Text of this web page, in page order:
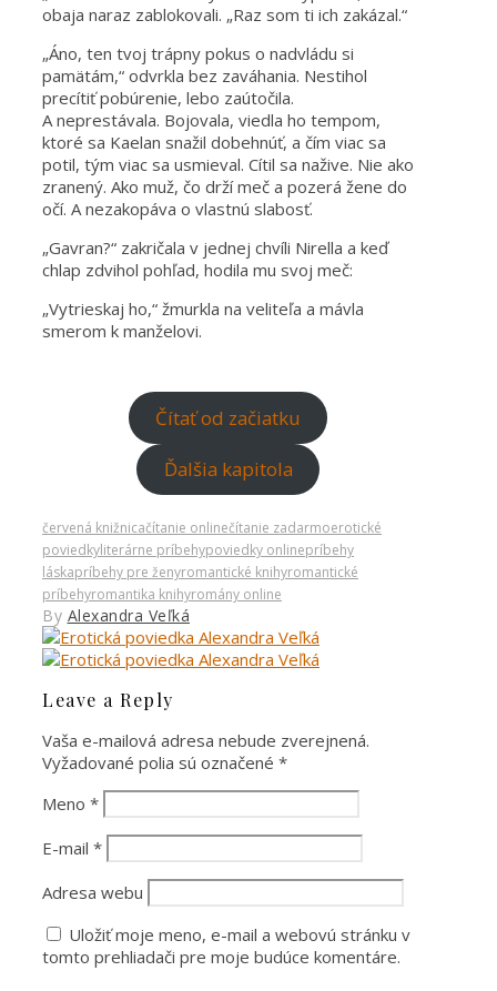
obaja naraz zablokovali. „Raz som ti ich zakázal.“
„Áno, ten tvoj trápny pokus o nadvládu si
pamätám,“ odvrkla bez zaváhania. Nestihol
precítiť pobúrenie, lebo zaútočila.
A neprestávala. Bojovala, viedla ho tempom,
ktoré sa Kaelan snažil dobehnúť, a čím viac sa
potil, tým viac sa usmieval. Cítil sa nažive. Nie ako
zranený. Ako muž, čo drží meč a pozerá žene do
očí. A nezakopáva o vlastnú slabosť.
„Gavran?“ zakričala v jednej chvíli Nirella a keď
chlap zdvihol pohľad, hodila mu svoj meč:
„Vytrieskaj ho,“ žmurkla na veliteľa a mávla
smerom k manželovi.
Čítať od začiatku
Ďalšia kapitola
červená knižnicačítanie onlinečítanie zadarmoerotické
poviedkyliterárne príbehypoviedky onlinepríbehy
láskapríbehy pre ženyromantické knihyromantické
príbehyromantika knihyromány online
By Alexandra Veľká
Leave a Reply
Vaša e-mailová adresa nebude zverejnená.
Vyžadované polia sú označené *
Meno *
E-mail *
Adresa webu
Uložiť moje meno, e-mail a webovú stránku v
tomto prehliadači pre moje budúce komentáre.